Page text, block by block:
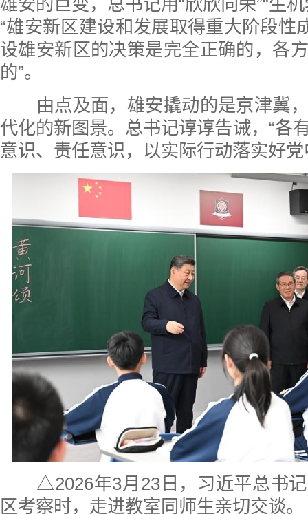
“雄安新区建设和发展取得重大阶段性
设雄安新区的决策是完全正确的，各
的”。
由点及面，雄安撬动的是京津冀，
代化的新图景。总书记谆谆告诫，“各
意识、责任意识，以实际行动落实好
△2026年3月23日，习近平总书记
区考察时，走进教室同师生亲切交谈。